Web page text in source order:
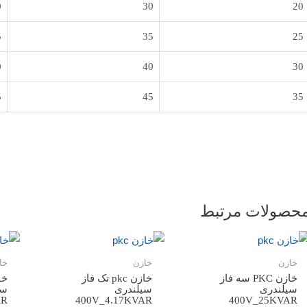
20
30
25
35
30
40
35
45
مرتبط
خازن
خازن PKC سه فاز
سیلندری
400V_25KVAR
خازن
خازن pkc تک فاز
سیلندری
400V_4.17KVAR